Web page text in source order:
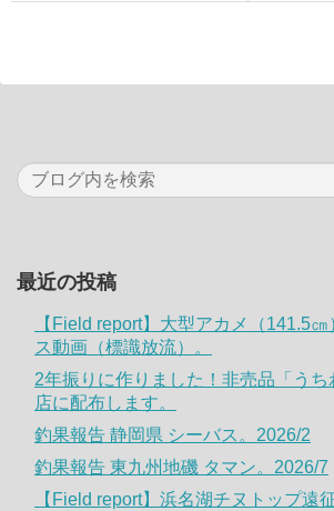
最近の投稿
【Field report】大型アカメ（141.5
ス動画（標識放流）。
2年振りに作りました！非売品「う
店に配布します。
釣果報告 静岡県 シーバス。2026/2
釣果報告 東九州地磯 タマン。2026/7
【Field report】浜名湖チヌトップ遠